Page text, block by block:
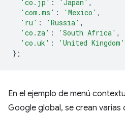
'co.jp' : 'Japan' ,
'com.ms' : 'Mexico' ,
'ru' : 'Russia' ,
'co.za' : 'South Africa' ,
'co.uk' :
'United Kingdom'
};
En el ejemplo de menú
Google global, se crean varias